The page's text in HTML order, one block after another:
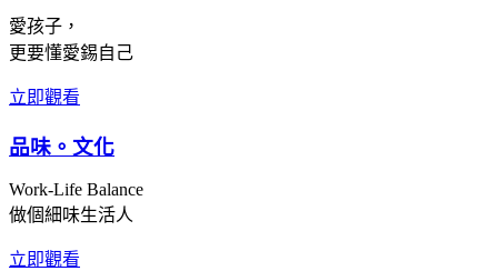
愛孩子，
更要懂愛錫自己
立即觀看
品味。文化
Work-Life Balance
做個細味生活人
立即觀看